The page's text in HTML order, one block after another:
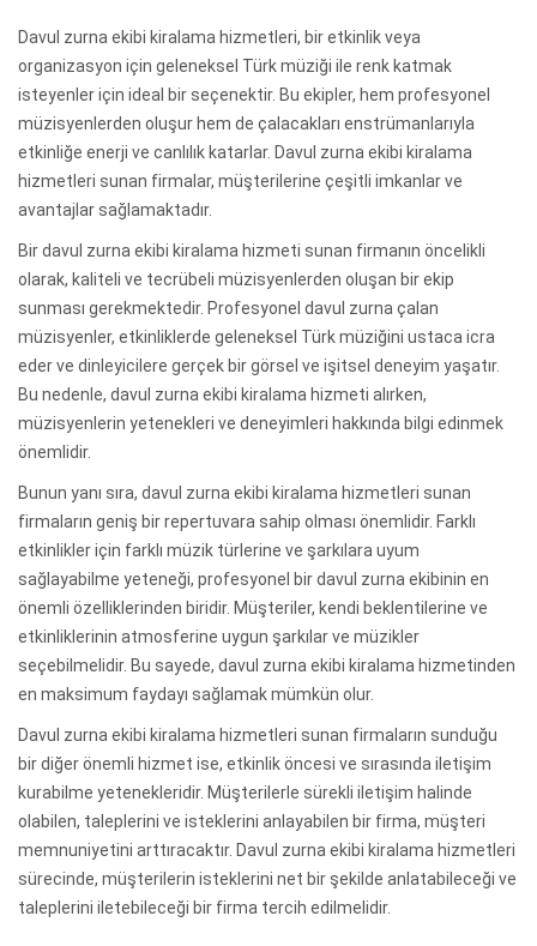
Davul zurna ekibi kiralama hizmetleri, bir etkinlik veya
organizasyon için geleneksel Türk müziği ile renk katmak
isteyenler için ideal bir seçenektir. Bu ekipler, hem profesyonel
müzisyenlerden oluşur hem de çalacakları enstrümanlarıyla
etkinliğe enerji ve canlılık katarlar. Davul zurna ekibi kiralama
hizmetleri sunan firmalar, müşterilerine çeşitli imkanlar ve
avantajlar sağlamaktadır.
Bir davul zurna ekibi kiralama hizmeti sunan firmanın öncelikli
olarak, kaliteli ve tecrübeli müzisyenlerden oluşan bir ekip
sunması gerekmektedir. Profesyonel davul zurna çalan
müzisyenler, etkinliklerde geleneksel Türk müziğini ustaca icra
eder ve dinleyicilere gerçek bir görsel ve işitsel deneyim yaşatır.
Bu nedenle, davul zurna ekibi kiralama hizmeti alırken,
müzisyenlerin yetenekleri ve deneyimleri hakkında bilgi edinmek
önemlidir.
Bunun yanı sıra, davul zurna ekibi kiralama hizmetleri sunan
firmaların geniş bir repertuvara sahip olması önemlidir. Farklı
etkinlikler için farklı müzik türlerine ve şarkılara uyum
sağlayabilme yeteneği, profesyonel bir davul zurna ekibinin en
önemli özelliklerinden biridir. Müşteriler, kendi beklentilerine ve
etkinliklerinin atmosferine uygun şarkılar ve müzikler
seçebilmelidir. Bu sayede, davul zurna ekibi kiralama hizmetinden
en maksimum faydayı sağlamak mümkün olur.
Davul zurna ekibi kiralama hizmetleri sunan firmaların sunduğu
bir diğer önemli hizmet ise, etkinlik öncesi ve sırasında iletişim
kurabilme yetenekleridir. Müşterilerle sürekli iletişim halinde
olabilen, taleplerini ve isteklerini anlayabilen bir firma, müşteri
memnuniyetini arttıracaktır. Davul zurna ekibi kiralama hizmetleri
sürecinde, müşterilerin isteklerini net bir şekilde anlatabileceği ve
taleplerini iletebileceği bir firma tercih edilmelidir.